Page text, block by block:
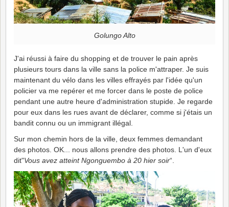
Golungo Alto
J'ai réussi à faire du shopping et de trouver le pain après
plusieurs tours dans la ville sans la police m'attraper. Je suis
maintenant du vélo dans les villes effrayés par l'idée qu'un
policier va me repérer et me forcer dans le poste de police
pendant une autre heure d'administration stupide. Je regarde
pour eux dans les rues avant de déclarer, comme si j'étais un
bandit connu ou un immigrant illégal.
Sur mon chemin hors de la ville, deux femmes demandant
des photos. OK... nous allons prendre des photos. L'un d'eux
dit"Vous avez atteint Ngonguembo à 20 hier soir“.